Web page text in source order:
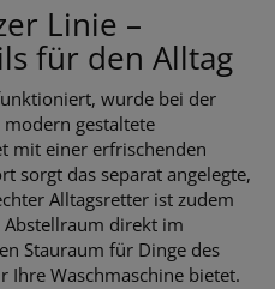
Linie –
für den Alltag
wurde bei der
modern gestaltete
mit einer erfrischenden
sorgt das separat angelegte,
Alltagsretter ist zudem
Abstellraum direkt im
Stauraum für Dinge des
Ihre Waschmaschine bietet.